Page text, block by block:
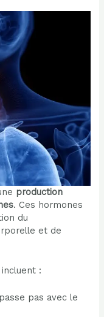
production
. Ces hormones
du
et de
:
pas avec le